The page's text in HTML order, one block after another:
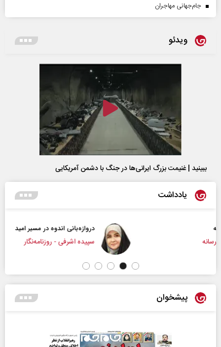
جام‌جهانی مهاجران
ویدئو
ببینید | غنیمت بزرگ ایرانی‌ها در جنگ با دشمن آمریکایی
یادداشت
دروازه‌بانی اندوه در مسیر امید
سپیده اشرفی - روزنامه‌نگار
پیشخوان